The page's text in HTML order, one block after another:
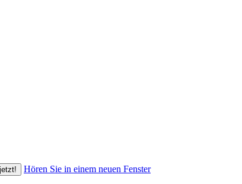
Hören Sie in einem neuen Fenster